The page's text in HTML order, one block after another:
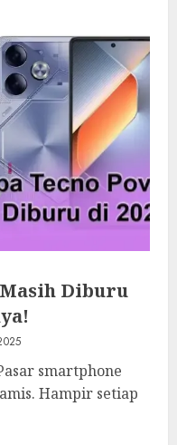
Masih Diburu
smartphone
Hampir setiap